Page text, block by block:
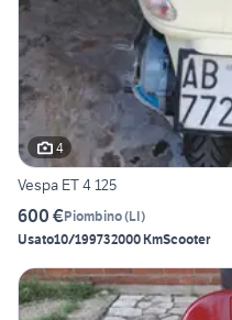
4
Vespa ET 4 125
600 €Piombino(LI)
Usato10/199732000 KmScooter